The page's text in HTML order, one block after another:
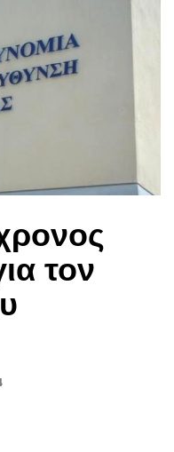
τον